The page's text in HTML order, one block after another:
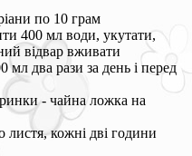
по 10 грам
400 мл води, укутати,
відвар вживати
мл два рази за день і перед
- чайна ложка на
листя, кожні дві години